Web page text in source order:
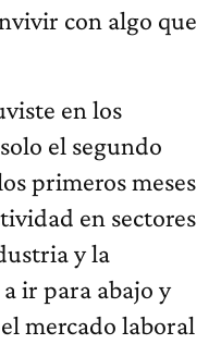
con algo que
en los
el segundo
primeros meses
en sectores
y la
ir para abajo y
mercado laboral